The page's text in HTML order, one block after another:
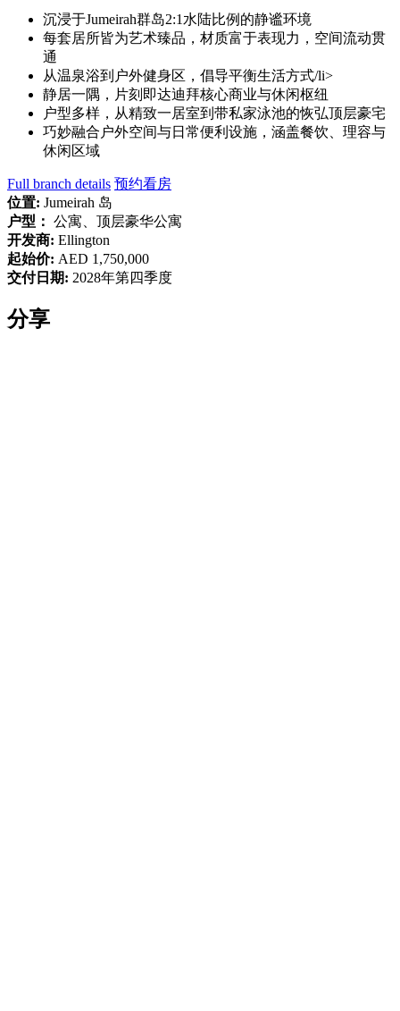
沉浸于Jumeirah群岛2:1水陆比例的静谧环境
每套居所皆为艺术臻品，材质富于表现力，空间流动贯
通
从温泉浴到户外健身区，倡导平衡生活方式/li>
静居一隅，片刻即达迪拜核心商业与休闲枢纽
户型多样，从精致一居室到带私家泳池的恢弘顶层豪宅
巧妙融合户外空间与日常便利设施，涵盖餐饮、理容与
休闲区域
Full branch details 预约看房
位置: Jumeirah 岛
户型： 公寓、顶层豪华公寓
开发商: Ellington
起始价: AED 1,750,000
交付日期: 2028年第四季度
分享